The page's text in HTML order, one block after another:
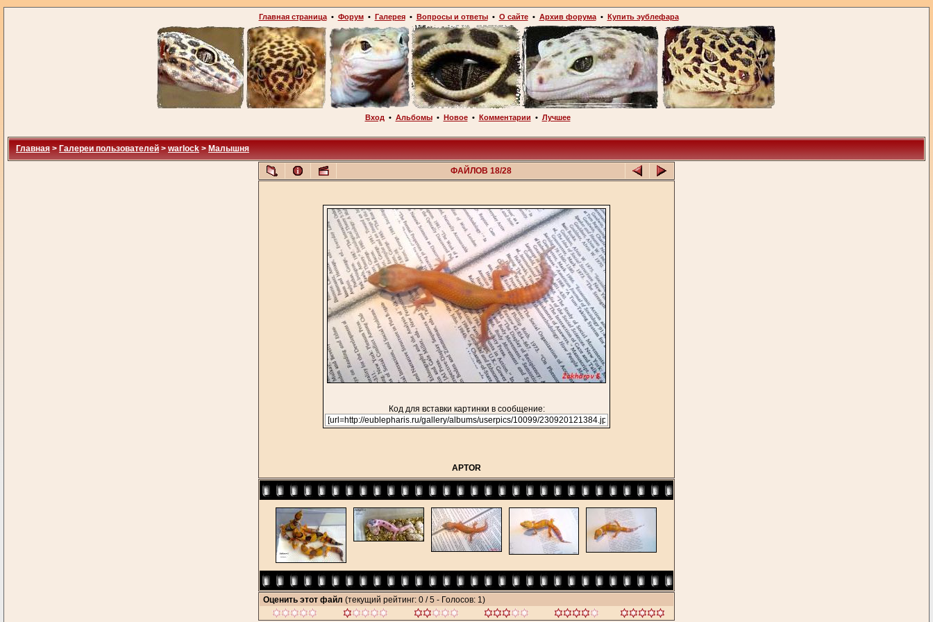
Главная страница• Форум• Галерея• Вопросы и ответы• О сайте• Архив форума• Купить эублефара
Вход • Альбомы• Новое• Комментарии • Лучшее
Главная > Галереи пользователей > warlock > Малышня
ФАЙЛОВ 18/28
Код для вставки картинки в сообщение:
APTOR
Оценить этот файл (текущий рейтинг: 0 / 5 - Голосов: 1)